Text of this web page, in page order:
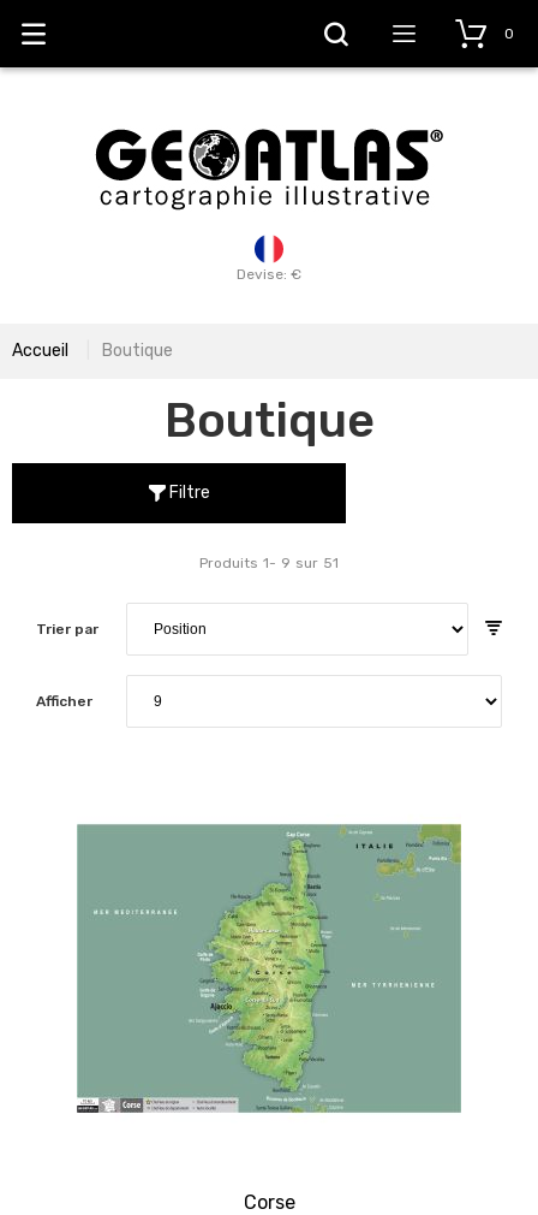
Devise: €
0
Accueil Boutique
Boutique
Filtre
Trier par
Produits 1- 9 sur 51
Afficher
Corse